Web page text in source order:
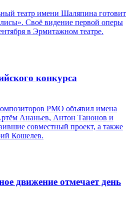
театр имени Шаляпина готовит
Своё видение первой оперы
в Эрмитажном театре.
конкурса
РМО объявил имена
Ананьев, Антон Танонов и
совместный проект, а также
Кошелев.
движение отмечает день